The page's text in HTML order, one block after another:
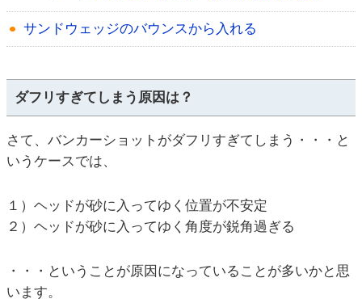
サンドウェッジのバウンスから入れる
ダフリすぎてしまう原因は？
さて、バンカーショットがダフリすぎてしまう・・・と
いうケースでは、
１）ヘッドが砂に入ってゆく位置が不安定
２）ヘッドが砂に入ってゆく角度が鋭角過ぎる
・・・ということが原因になっていることが多いかと思
います。